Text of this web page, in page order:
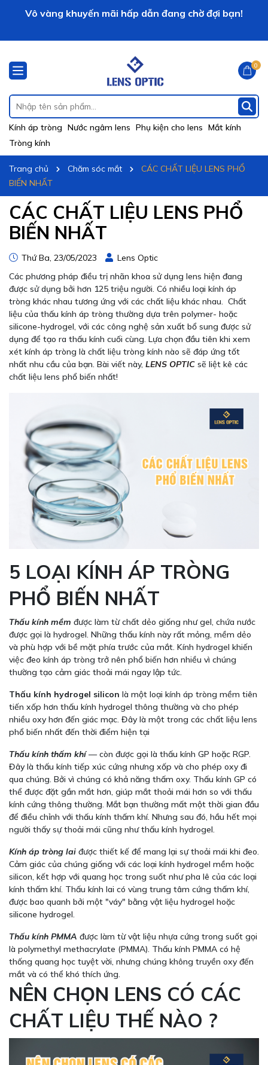
LENS OPTIC xin chào!
Vô vàng khuyến mãi hấp dẫn đang chờ đợi bạn!
Kính áp tròng Nước ngâm lens Phụ kiện cho lens Mắt kính
Tròng kính
0
Trang chủ Chăm sóc mắt
CÁC CHẤT LIỆU LENS PHỔ
BIẾN NHẤT
CÁC CHẤT LIỆU LENS PHỔ
BIẾN NHẤT
Thứ Ba, 23/05/2023
Lens Optic
Các phương pháp điều trị nhãn khoa sử dụng lens hiện đang
được sử dụng bởi hơn 125 triệu người. Có nhiều loại kính áp
tròng khác nhau tương ứng với các chất liệu khác nhau. Chất
liệu của thấu kính áp tròng thường dựa trên polymer- hoặc
silicone-hydrogel, với các công nghệ sản xuất bổ sung được sử
dụng để tạo ra thấu kính cuối cùng. Lựa chọn đầu tiên khi xem
xét kính áp tròng là chất liệu tròng kính nào sẽ đáp ứng tốt
nhất nhu cầu của bạn. Bài viết này, LENS OPTIC sẽ liệt kê các
chất liệu lens phổ biến nhất!
5 LOẠI KÍNH ÁP TRÒNG
PHỔ BIẾN NHẤT
Thấu kính mềm được làm từ chất dẻo giống như gel, chứa nước
được gọi là hydrogel. Những thấu kính này rất mỏng, mềm dẻo
và phù hợp với bề mặt phía trước của mắt. Kính hydrogel khiến
việc đeo kính áp tròng trở nên phổ biến hơn nhiều vì chúng
thường tạo cảm giác thoải mái ngay lập tức.
Thấu kính hydrogel silicon là một loại kính áp tròng mềm tiên
tiến xốp hơn thấu kính hydrogel thông thường và cho phép
nhiều oxy hơn đến giác mạc. Đây là một trong các chất liệu lens
phổ biến nhất đến thời điểm hiện tại
Thấu kính thấm khí— còn được gọi là thấu kính GP hoặc RGP.
Đây là thấu kính tiếp xúc cứng nhưng xốp và cho phép oxy đi
qua chúng. Bởi vì chúng có khả năng thấm oxy. Thấu kính GP có
thể được đặt gần mắt hơn, giúp mắt thoải mái hơn so với thấu
kính cứng thông thường. Mắt bạn thường mất một thời gian đầu
để điều chỉnh với thấu kính thấm khí. Nhưng sau đó, hầu hết mọi
người thấy sự thoải mái cũng như thấu kính hydrogel.
Kính áp tròng lai được thiết kế để mang lại sự thoải mái khi đeo.
Cảm giác của chúng giống với các loại kính hydrogel mềm hoặc
silicon, kết hợp với quang học trong suốt như pha lê của các loại
kính thấm khí. Thấu kính lai có vùng trung tâm cứng thấm khí,
được bao quanh bởi một "váy" bằng vật liệu hydrogel hoặc
silicone hydrogel.
Thấu kính PMMA được làm từ vật liệu nhựa cứng trong suốt gọi
là polymethyl methacrylate (PMMA). Thấu kính PMMA có hệ
thống quang học tuyệt vời, nhưng chúng không truyền oxy đến
mắt và có thể khó thích ứng.
NÊN CHỌN LENS CÓ CÁC
CHẤT LIỆU THẾ NÀO ?